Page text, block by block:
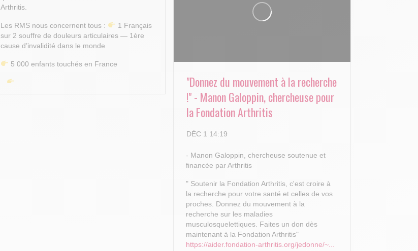
Arthritis.
Les RMS nous concernent tous :
1 Français
sur 2 souffre de douleurs articulaires — 1ère
cause d’invalidité dans le monde
5 000 enfants touchés en France
"Donnez du mouvement à la recherche
!" - Manon Galoppin, chercheuse pour
la Fondation Arthritis
DÉC 1 14:19
- Manon Galoppin, chercheuse soutenue et
financée par Arthritis
" Soutenir la Fondation Arthritis, c'est croire à
la recherche pour votre santé et celles de vos
proches. Donnez du mouvement à la
recherche sur les maladies
musculosquelettiques. Faites un don dès
maintenant à la Fondation Arthritis"
https://aider.fondation-arthritis.org/jedonne/~...